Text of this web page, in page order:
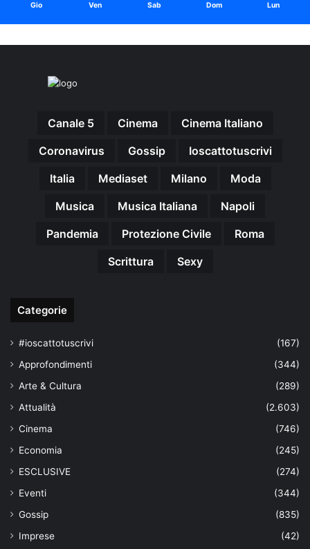
Gio Ven Sab Dom Lun
Canale 5 Cinema
Cinema Italiano
Coronavirus
Gossip
Ioscattotuscrivi
Italia
Mediaset Milano
Moda
Musica
Musica Italiana
Napoli
Pandemia
Protezione Civile
Roma
Scrittura
Sexy
Categorie
#ioscattotuscrivi
(167)
Approfondimenti
(344)
Arte & Cultura
(289)
Attualità
(2.603)
Cinema
(746)
Economia
(245)
ESCLUSIVE
(274)
Eventi
(344)
Gossip
(835)
Imprese
(42)